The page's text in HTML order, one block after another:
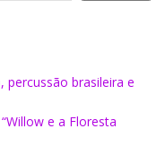
percussão brasileira e
e a Floresta